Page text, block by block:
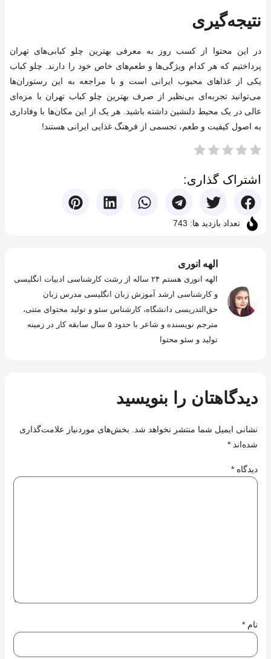
نتیجه‌گیری
در این محتوا از کسب روز به معرفی بهترین چلو کبابی‌های تهران
پرداختیم که هر کدام ویژگی‌ها و طعم‌های خاص خود را دارند. چلو کباب
یکی از غذاهای محبوب ایرانی است و با مراجعه به این رستوران‌ها
می‌توانید تجربه‌ای بی‌نظیر از صرف بهترین چلو کباب تهران با مزه‌ای
عالی در یک محیط دلنشین داشته باشید. هر یک از این مکان‌ها با وفاداری
به اصول کیفیت و طعم، تجسمی از فرهنگ غذایی ایرانی هستند!
اشتراک گذاری:
تعداد بازدید ها: 743
الهه انوری
الهه انوری هستم ۲۴ ساله از رشت کارشناسی ادبیات انگلیسی
و کارشناسی ارشد آموزش زبان انگلیسی مدرس زبان
حق‌التدریسی دانشگاه، کارشناس سئو و تولید محتوای متنی،
مترجم نویسنده و شاعر با حدود ۵ سال سابقه کار در زمینه
تولید و سئو محتوا
دیدگاهتان را بنویسید
نشانی ایمیل شما منتشر نخواهد شد. بخش‌های موردنیاز علامت‌گذاری
شده‌اند *
دیدگاه *
نام *